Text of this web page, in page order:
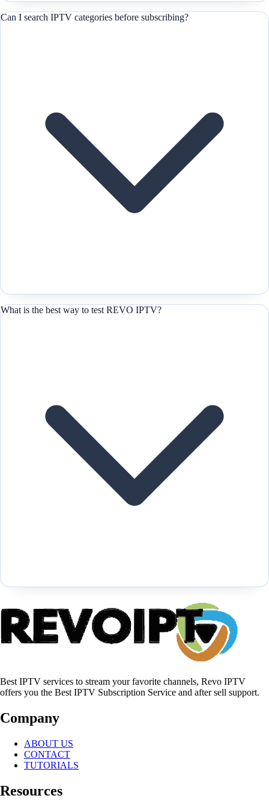
Can I search IPTV categories before subscribing?
What is the best way to test REVO IPTV?
Best IPTV services to stream your favorite channels, Revo IPTV
offers you the Best IPTV Subscription Service and after sell support.
Company
ABOUT US
CONTACT
TUTORIALS
Resources